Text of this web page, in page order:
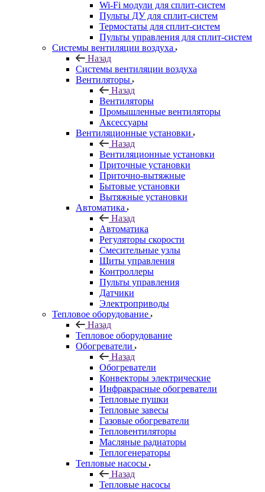
Wi-Fi модули для сплит-систем
Пульты ДУ для сплит-систем
Термостаты для сплит-систем
Пульты управления для сплит-систем
Системы вентиляции воздуха
Назад
Системы вентиляции воздуха
Вентиляторы
Назад
Вентиляторы
Промышленные вентиляторы
Аксессуары
Вентиляционные установки
Назад
Вентиляционные установки
Приточные установки
Приточно-вытяжные
Бытовые установки
Вытяжные установки
Автоматика
Назад
Автоматика
Регуляторы скорости
Смесительные узлы
Щиты управления
Контроллеры
Пульты управления
Датчики
Электроприводы
Тепловое оборудование
Назад
Тепловое оборудование
Обогреватели
Назад
Обогреватели
Конвекторы электрические
Инфракрасные обогреватели
Тепловые пушки
Тепловые завесы
Газовые обогреватели
Тепловентиляторы
Масляные радиаторы
Теплогенераторы
Тепловые насосы
Назад
Тепловые насосы